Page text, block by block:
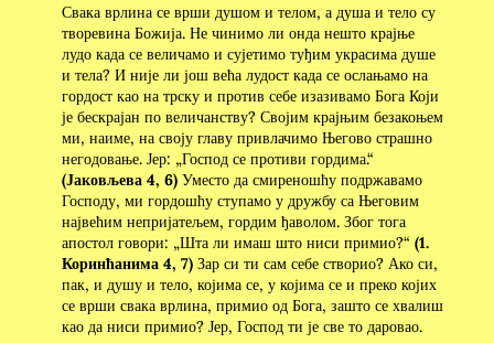
Свака врлина се врши душом и телом, а душа и тело су
творевина Божија. Не чинимо ли онда нешто крајње
лудо када се величамо и сујетимо туђим украсима душе
и тела? И није ли још већа лудост када се ослањамо на
гордост као на трску и против себе изазивамо Бога Који
је бескрајан по величанству? Својим крајњим безакоњем
ми, наиме, на своју главу привлачимо Његово страшно
негодовање. Јер: „Господ се противи гордима.“
(Јаковљева 4, 6)Уместо да смиреношћу подржавамо
Господу, ми гордошћу ступамо у дружбу са Његовим
највећим непријатељем, гордим ђаволом. Због тога
апостол говори: „Шта ли имаш што ниси примио?“ (1.
Коринћанима 4, 7)Зар си ти сам себе створио? Ако си,
пак, и душу и тело, којима се, у којима се и преко којих
се врши свака врлина, примио од Бога, зашто се хвалиш
као да ниси примио? Јер, Господ ти је све то даровао.